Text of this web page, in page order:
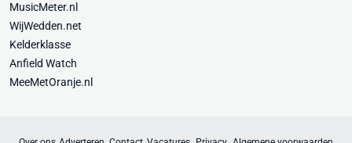
MusicMeter.nl
WijWedden.net
Kelderklasse
Anfield Watch
MeeMetOranje.nl